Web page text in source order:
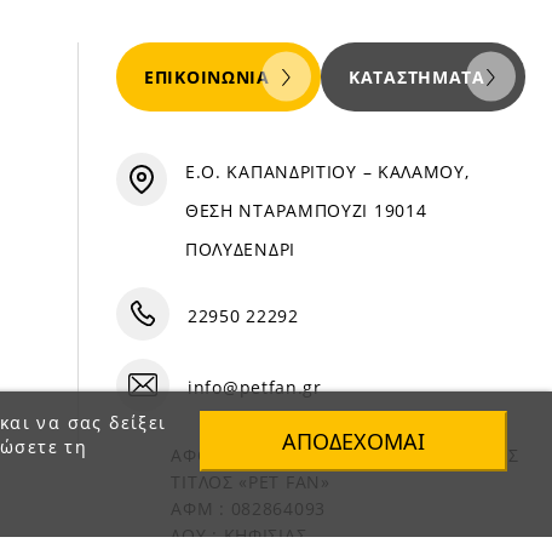
να σας δείξει
τη
ΑΠΟΔΈΧΟΜΑΙ
ΕΠΙΚΟΙΝΩΝΊΑ ΚΑΤΑΣΤΉΜΑΤΑ
Ε.Ο. ΚΑΠΑΝΔΡΙΤΙΟΥ – ΚΑΛΑΜΟΥ,
ΘΕΣΗ ΝΤΑΡΑΜΠΟΥΖΙ 19014
ΠΟΛΥΔΕΝΔΡΙ
22950 22292
info@petfan.gr
ΑΦΟΙ ΧΑΤΖΗΓΕΩΡΓΙΟΥ Ο.Ε. ΔΙΑΚΡΙΤΙΚΟΣ
ΤΙΤΛΟΣ «PET FAN»
ΑΦΜ : 082864093
ΔΟΥ : ΚΗΦΙΣΙΑΣ